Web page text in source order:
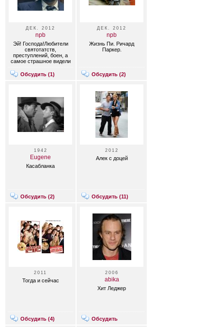
ДЕК. 2012
npb
Эй! Господа!Любители
святотатств,
преступлений, боен, а
самое страшное видели
абсолютно спокоен?
Обсудить (1)
ДЕК. 2012
npb
Жизнь Пи. Ричард
Паркер.
Обсудить (2)
1942
Eugene
Касабланка
Обсудить (2)
2012
Алек с доцей
Обсудить (11)
2011
Тогда и сейчас
Обсудить (4)
2006
abika
Хит Леджер
Обсудить